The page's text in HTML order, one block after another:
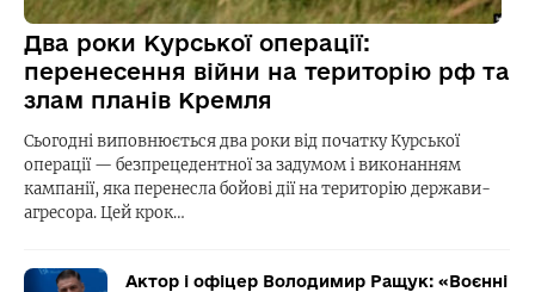
Два роки Курської операції:
перенесення війни на територію рф та
злам планів Кремля
Сьогодні виповнюється два роки від початку Курської
операції — безпрецедентної за задумом і виконанням
кампанії, яка перенесла бойові дії на територію держави-
агресора. Цей крок…
Актор і офіцер Володимир Ращук: «Воєнні